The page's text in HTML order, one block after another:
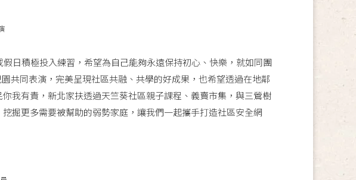
積極投入練習，希望為自己能夠永遠保持初心、快樂，就如同團
共同表演，完美呈現社區共融、共學的好成果，也希望透過在地鄰
我有責，新北家扶透過天竺葵社區親子課程、義賣市集，與三鶯樹
掘更多需要被幫助的弱勢家庭，讓我們一起攜手打造社區安全網